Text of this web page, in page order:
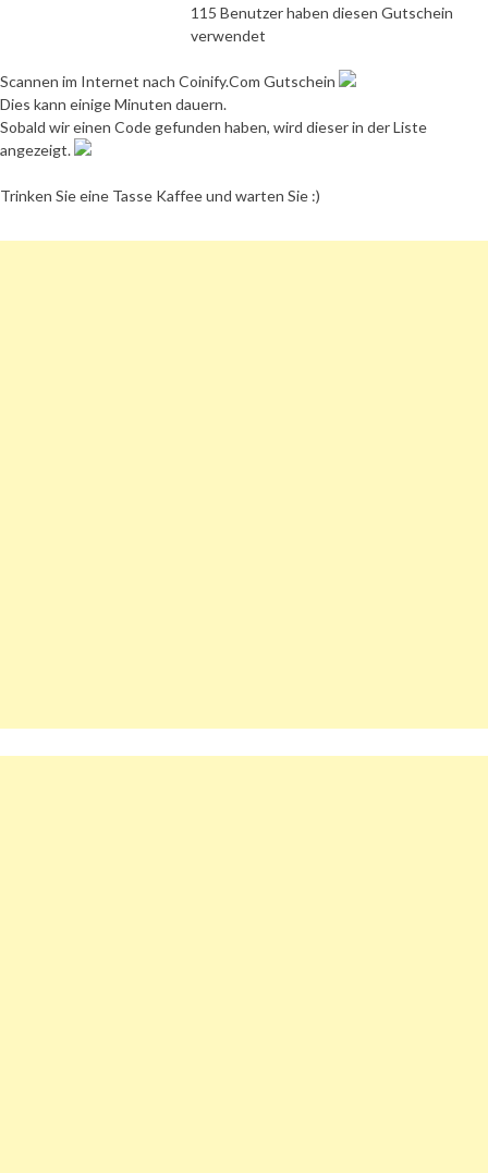
115 Benutzer haben diesen Gutschein
verwendet
Scannen im Internet nach Coinify.Com Gutschein
Dies kann einige Minuten dauern.
Sobald wir einen Code gefunden haben, wird dieser in der Liste
angezeigt.
Trinken Sie eine Tasse Kaffee und warten Sie :)